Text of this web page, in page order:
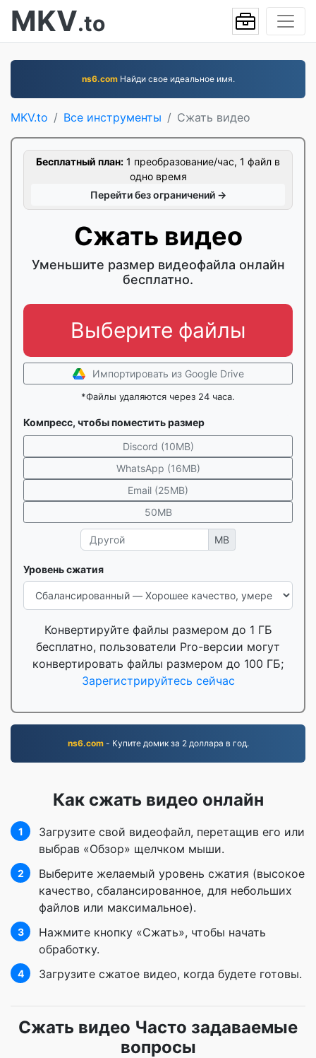
MKV.to
ns6.comНайди свое идеальное имя.
MKV.to Все инструменты Сжать видео
Бесплатный план: 1 преобразование/час, 1 файл в
одно время
Перейти без ограничений →
Сжать видео
Уменьшите размер видеофайла онлайн
бесплатно.
Выберите файлы
Импортировать из Google Drive
*Файлы удаляются через 24 часа.
Компресс, чтобы поместить размер
Discord (10MB)
WhatsApp (16MB)
Email (25MB)
50MB
MB
Уровень сжатия
Конвертируйте файлы размером до 1 ГБ
бесплатно, пользователи Pro-версии могут
конвертировать файлы размером до 100 ГБ;
Зарегистрируйтесь сейчас
ns6.com- Купите домик за 2 доллара в год.
Как сжать видео онлайн
1
Загрузите свой видеофайл, перетащив его или
выбрав «Обзор» щелчком мыши.
2
Выберите желаемый уровень сжатия (высокое
качество, сбалансированное, для небольших
файлов или максимальное).
3
Нажмите кнопку «Сжать», чтобы начать
обработку.
4 Загрузите сжатое видео, когда будете готовы.
Сжать видео Часто задаваемые
вопросы